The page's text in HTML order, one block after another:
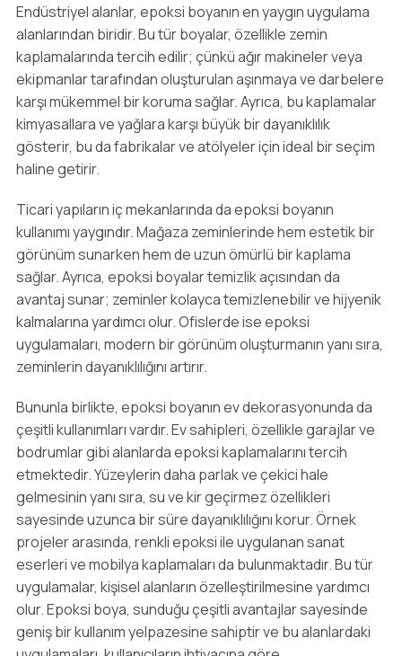
Endüstriyel alanlar, epoksi boyanın en yaygın uygulama
alanlarından biridir. Bu tür boyalar, özellikle zemin
kaplamalarında tercih edilir; çünkü ağır makineler veya
ekipmanlar tarafından oluşturulan aşınmaya ve darbelere
karşı mükemmel bir koruma sağlar. Ayrıca, bu kaplamalar
kimyasallara ve yağlara karşı büyük bir dayanıklılık
gösterir, bu da fabrikalar ve atölyeler için ideal bir seçim
haline getirir.
Ticari yapıların iç mekanlarında da epoksi boyanın
kullanımı yaygındır. Mağaza zeminlerinde hem estetik bir
görünüm sunarken hem de uzun ömürlü bir kaplama
sağlar. Ayrıca, epoksi boyalar temizlik açısından da
avantaj sunar; zeminler kolayca temizlenebilir ve hijyenik
kalmalarına yardımcı olur. Ofislerde ise epoksi
uygulamaları, modern bir görünüm oluşturmanın yanı sıra,
zeminlerin dayanıklılığını artırır.
Bununla birlikte, epoksi boyanın ev dekorasyonunda da
çeşitli kullanımları vardır. Ev sahipleri, özellikle garajlar ve
bodrumlar gibi alanlarda epoksi kaplamalarını tercih
etmektedir. Yüzeylerin daha parlak ve çekici hale
gelmesinin yanı sıra, su ve kir geçirmez özellikleri
sayesinde uzunca bir süre dayanıklılığını korur. Örnek
projeler arasında, renkli epoksi ile uygulanan sanat
eserleri ve mobilya kaplamaları da bulunmaktadır. Bu tür
uygulamalar, kişisel alanların özelleştirilmesine yardımcı
olur. Epoksi boya, sunduğu çeşitli avantajlar sayesinde
geniş bir kullanım yelpazesine sahiptir ve bu alanlardaki